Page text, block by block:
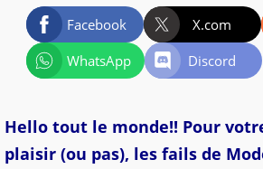
Facebook X.com
WhatsApp
Discord
Hello tout le monde!! Pour
plaisir (ou pas), les fails de